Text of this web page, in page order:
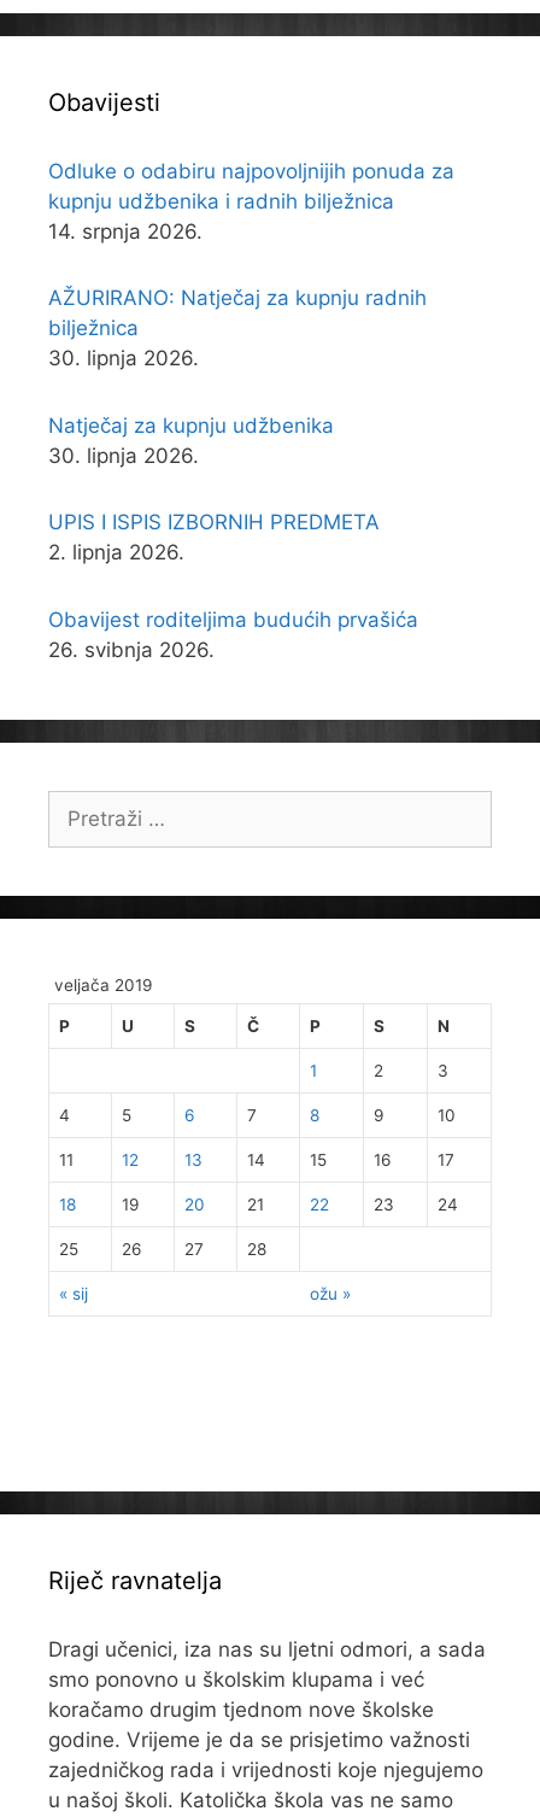
Obavijesti
Odluke o odabiru najpovoljnijih ponuda za
kupnju udžbenika i radnih bilježnica
14. srpnja 2026.
AŽURIRANO: Natječaj za kupnju radnih
bilježnica
30. lipnja 2026.
Natječaj za kupnju udžbenika
30. lipnja 2026.
UPIS I ISPIS IZBORNIH PREDMETA
2. lipnja 2026.
Obavijest roditeljima budućih prvašića
26. svibnja 2026.
veljača 2019
P U S Č P S N
« sij ožu »
1 2 3
4 5 6 7 8 9 10
11 12 13 14 15 16 17
18 19 20 21 22 23 24
25 26 27 28
Riječ ravnatelja
Dragi učenici, iza nas su ljetni odmori, a sada
smo ponovno u školskim klupama i već
koračamo drugim tjednom nove školske
godine. Vrijeme je da se prisjetimo važnosti
zajedničkog rada i vrijednosti koje njegujemo
u našoj školi. Katolička škola vas ne samo